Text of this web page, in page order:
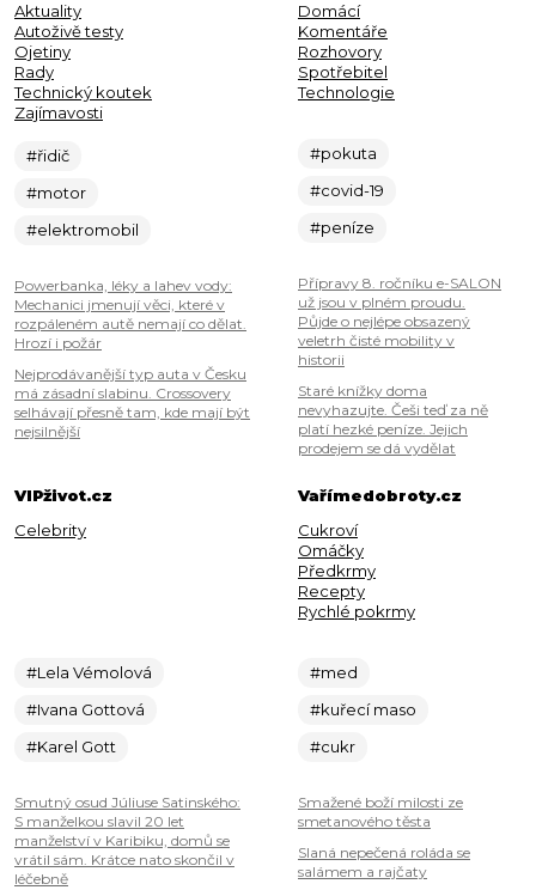
Aktuality
Autoživě testy
Ojetiny
Rady
Technický koutek
Zajímavosti
#řidič
#motor
#elektromobil
Powerbanka, léky a lahev vody:
Mechanici jmenují věci, které v
rozpáleném autě nemají co dělat.
Hrozí i požár
Nejprodávanější typ auta v Česku
má zásadní slabinu. Crossovery
selhávají přesně tam, kde mají být
nejsilnější
Domácí
Komentáře
Rozhovory
Spotřebitel
Technologie
#pokuta
#covid-19
#peníze
Přípravy 8. ročníku e-SALON
už jsou v plném proudu.
Půjde o nejlépe obsazený
veletrh čisté mobility v
historii
Staré knížky doma
nevyhazujte. Češi teď za ně
platí hezké peníze. Jejich
prodejem se dá vydělat
VIPživot.cz
Celebrity
#Lela Vémolová
#Ivana Gottová
#Karel Gott
Smutný osud Júliuse Satinského:
S manželkou slavil 20 let
manželství v Karibiku, domů se
vrátil sám. Krátce nato skončil v
léčebně
Vařímedobroty.cz
Cukroví
Omáčky
Předkrmy
Recepty
Rychlé pokrmy
#med
#kuřecí maso
#cukr
Smažené boží milosti ze
smetanového těsta
Slaná nepečená roláda se
salámem a rajčaty